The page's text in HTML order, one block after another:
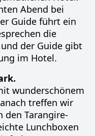
Abend bei
Guide führt ein
die
der Guide gibt
im Hotel.
wunderschönem
treffen wir
den Tarangire-
Lunchboxen